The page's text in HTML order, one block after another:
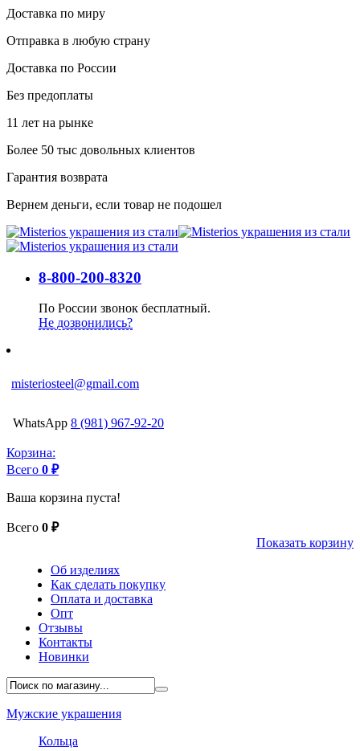
Доставка по миру
Отправка в любую страну
Доставка по России
Без предоплаты
11 лет на рынке
Более 50 тыс довольных клиентов
Гарантия возврата
Вернем деньги, если товар не подошел
8-800-200-8320
По России звонок бесплатный.
Не дозвонились?
misteriosteel@gmail.com
WhatsApp 8 (981) 967-92-20
Корзина:
Всего 0 ₽
Ваша корзина пуста!
Всего 0 ₽
Показать корзину
Об изделиях
Как сделать покупку
Оплата и доставка
Опт
Отзывы
Контакты
Новинки
Мужские украшения
Кольца